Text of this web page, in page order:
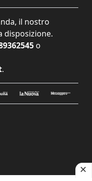
il nostro
disposizione.
o
.